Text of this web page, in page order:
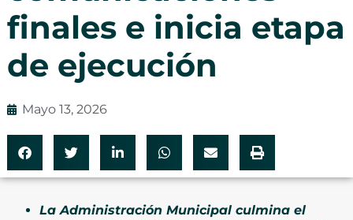
finales e inicia etapa
de ejecución
Mayo 13, 2026
La Administración Municipal culmina el